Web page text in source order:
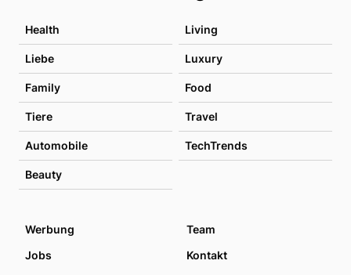
Health Living
Liebe Luxury
Family Food
Tiere Travel
Automobile TechTrends
Beauty
Werbung
Team
Jobs
Kontakt